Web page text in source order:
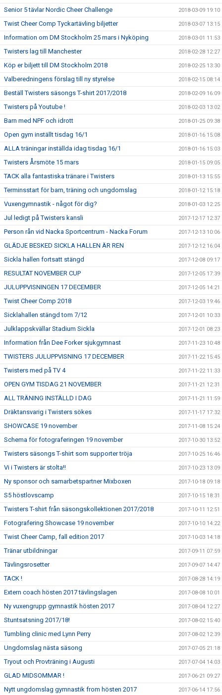
Senior 5 tävlar Nordic Cheer Challenge 2018-03-09 19:10
Twist Cheer Comp Tyckartävling biljetter 2018-03-07 13:15
Information om DM Stockholm 25 mars i Nyköping 2018-03-01 11:53
Twisters lag till Manchester 2018-02-28 12:27
Köp er biljett till DM Stockholm 2018 2018-02-25 13:30
Valberedningens förslag till ny styrelse 2018-02-15 08:14
Beställ Twisters säsongs T-shirt 2017/2018 2018-02-09 16:09
Twisters på Youtube ! 2018-02-03 13:02
Barn med NPF och idrott 2018-01-25 09:38
Open gym inställt tisdag 16/1 2018-01-16 15:08
ALLA träningar inställda idag tisdag 16/1 2018-01-16 15:03
Twisters Årsmöte 15 mars 2018-01-15 09:05
TACK alla fantastiska tränare i Twisters 2018-01-13 15:55
Terminsstart för barn, träning och ungdomslag 2018-01-12 15:18
Vuxengymnastik - något för dig? 2018-01-03 12:25
Jul ledigt på Twisters kansli 2017-12-17 12:37
Person rån vid Nacka Sportcentrum - Nacka Forum 2017-12-13 10:06
GLÄDJE BESKED SICKLA HALLEN ÄR REN 2017-12-12 16:04
Sickla hallen fortsatt stängd 2017-12-08 09:17
RESULTAT NOVEMBER CUP 2017-12-05 17:39
JULUPPVISNINGEN 17 DECEMBER 2017-12-05 14:21
Twist Cheer Comp 2018 2017-12-03 19:46
Sicklahallen stängd tom 7/12 2017-12-01 10:33
Julklappskvällar Stadium Sickla 2017-12-01 08:23
Information från Dee Forker sjukgymnast 2017-11-23 10:48
TWISTERS JULUPPVISNING 17 DECEMBER 2017-11-22 15:45
Twisters med på TV 4 2017-11-22 11:33
OPEN GYM TISDAG 21 NOVEMBER 2017-11-21 12:31
ALL TRÄNING INSTÄLLD I DAG 2017-11-21 11:59
Dräktansvarig i Twisters sökes 2017-11-17 17:32
SHOWCASE 19 november 2017-11-08 15:24
Schema för fotograferingen 19 november 2017-10-30 13:52
Twisters säsongs T-shirt som supporter tröja 2017-10-25 16:46
Vi i Twisters är stolta!! 2017-10-23 13:09
Ny sponsor och samarbetspartner Mixboxen 2017-10-18 09:18
S5 höstlovscamp 2017-10-15 18:31
Twisters T-shirt från säsongskollektionen 2017/2018 2017-10-11 12:51
Fotografering Showcase 19 november 2017-10-10 14:22
Twist Cheer Camp, fall edition 2017 2017-10-03 14:18
Tränar utbildningar 2017-09-11 07:59
Tävlingsrosetter 2017-09-07 14:47
TACK ! 2017-08-28 14:19
Extern coach hösten 2017 tävlingslagen 2017-08-08 10:01
Ny vuxengrupp gymnastik hösten 2017 2017-08-04 12:27
Stuntsatsning 2017/18! 2017-08-02 15:40
Tumbling clinic med Lynn Perry 2017-08-02 12:39
Ungdomslag nästa säsong 2017-07-05 21:18
Tryout och Provträning i Augusti 2017-07-04 14:03
GLAD MIDSOMMAR ! 2017-06-21 09:27
Nytt ungdomslag gymnastik from hösten 2017 2017-06-14 17:56